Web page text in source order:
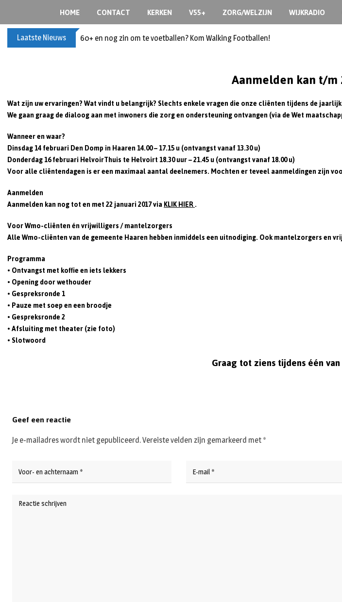
HOME CONTACT KERKEN V55+ ZORG/WELZIJN WIJKRADIO
Laatste Nieuws 60+ en nog zin om te voetballen? Kom Walking Footballen!
Aanmelden kan t/m
Wat zijn uw ervaringen? Wat vindt u belangrijk? Slechts enkele vragen die onze cliënten tijdens de
We gaan graag de dialoog aan met inwoners die zorg en ondersteuning ontvangen (via de Wet
Wanneer en waar?
Dinsdag 14 februari Den Domp in Haaren 14.00 – 17.15 u (ontvangst vanaf 13.30 u)
Donderdag 16 februari HelvoirThuis te Helvoirt 18.30 uur – 21.45 u (ontvangst vanaf 18.00 u)
Voor alle cliëntendagen is er een maximaal aantal deelnemers. Mochten er teveel aanmeldingen zijn
Aanmelden
Aanmelden kan nog tot en met 22 januari 2017 viaKLIK HIER.
Voor Wmo-cliënten én vrijwilligers / mantelzorgers
Alle Wmo-cliënten van de gemeente Haaren hebben inmiddels een uitnodiging. Ook mantelzorgers en
Programma
• Ontvangst met koffie en iets lekkers
• Opening door wethouder
• Gespreksronde 1
• Pauze met soep en een broodje
• Gespreksronde 2
• Afsluiting met theater (zie foto)
• Slotwoord
Graag tot ziens tijdens één
Geef een reactie
Je e-mailadres wordt niet gepubliceerd.Vereiste velden zijn gemarkeerd met *